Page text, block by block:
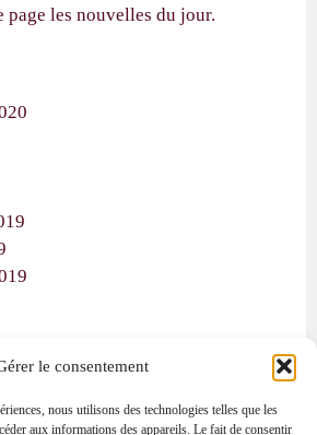
le consentement
nous utilisons des technologies telles que les
aux informations des appareils. Le fait de consentir
page les nouvelles du jour.